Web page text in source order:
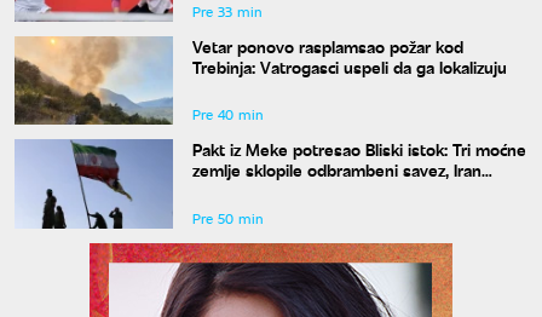
Pre 33 min
Vetar ponovo rasplamsao požar kod
Trebinja: Vatrogasci uspeli da ga lokalizuju
Pre 40 min
Pakt iz Meke potresao Bliski istok: Tri moćne
zemlje sklopile odbrambeni savez, Iran
Pre 50 min